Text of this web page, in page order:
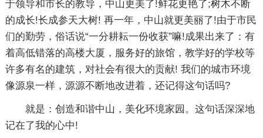
于领导和市长的教导，中山更美了!鲜花更艳了;树木不断
的成长!长成参天大树! 再一年，中山就更美丽了!由于市民
们的勤劳，俗话说“一分耕耘一份收获”嘛!成果出来了：有
着高低错落的高楼大厦，服务好的旅馆，教学好的学校等
许多有名的建筑，对社会有很大的贡献! 我们的城市环境
像源泉一样，源源不断地改进着，还记得这句话吗?
就是：创造和谐中山，美化环境家园。这句话深深地
记在了我的心中!